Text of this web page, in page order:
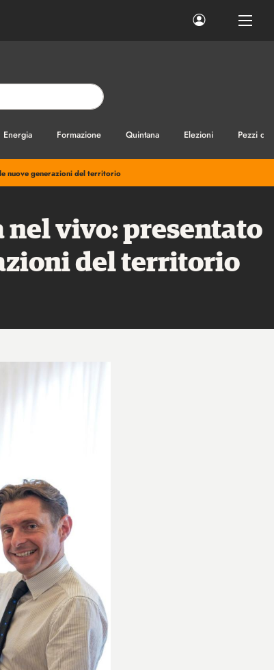
Energia Formazione Quintana Elezioni Pezzi di
nuove generazioni del territorio
nel vivo: presentato
del territorio